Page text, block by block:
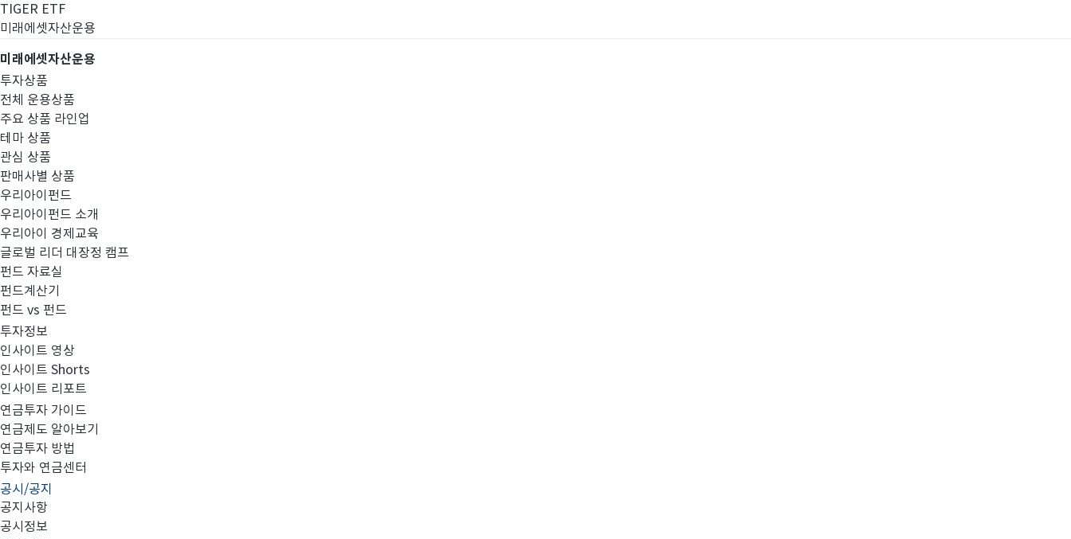
TIGER ETF
미래에셋자산운용
미래에셋자산운용
투자상품
전체 운용상품
주요 상품 라인업
테마 상품
관심 상품
판매사별 상품
우리아이펀드
우리아이펀드 소개
우리아이 경제교육
글로벌 리더 대장정 캠프
펀드 자료실
펀드계산기
펀드 vs 펀드
투자정보
인사이트 영상
인사이트 Shorts
인사이트 리포트
연금투자 가이드
연금제도 알아보기
연금투자 방법
투자와 연금센터
공시/공지
공지사항
공시정보
고난도금융투자상품
고난도금융투자상품_공시_20220207